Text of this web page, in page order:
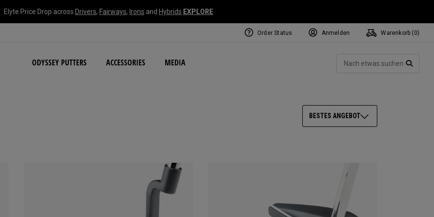
Elyte Price Drop across Drivers, Fairways, Irons and Hybrids EXPLORE
ODYSSEY PUTTERS ACCESSORIES MEDIA
NEW Damascus Milled Collection
Order Status Anmelden Warenkorb ( 0)
BESTES ANGEBOT